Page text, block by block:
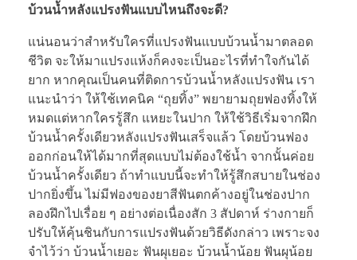
บ้วนน้ำหลังแปรงฟันแบบไหนถึงจะดี?
แน่นอนว่าสำหรับใครที่แปรงฟันแบบบ้วนน้ำมาตลอด
ชีวิต จะให้มาแปรงแห้งก็คงจะเป็นอะไรที่ทำใจกันได้
ยาก หากคุณเป็นคนที่ติดการบ้วนน้ำหลังแปรงฟัน เรา
แนะนำว่า ให้ใช้เทคนิค “ถุยทิ้ง” พยายามถุยฟองทิ้งให้
หมดแต่หากใครรู้สึก แหยะในปาก ให้ใช้วิธีเริ่มจากฝึก
บ้วนน้ำครั้งเดียวหลังแปรงฟันเสร็จแล้ว โดยบ้วนฟอง
ออกก่อนให้ได้มากที่สุดแบบไม่ต้องใช้น้ำ จากนั้นค่อย
บ้วนน้ำครั้งเดียว ถ้าทำแบบนี้จะทำให้รู้สึกสบายในช่อง
ปากยิ่งขึ้น ไม่มีฟองของยาสีฟันตกค้างอยู่ในช่องปาก
ลองฝึกไปเรื่อย ๆ อย่างต่อเนื่องสัก 3 สัปดาห์ ร่างกายก็
ปรับให้คุ้นชินกับการแปรงฟันด้วยวิธีดังกล่าว เพราะจง
จำไว้ว่า บ้วนน้ำเยอะ ฟันผุเยอะ บ้วนน้ำน้อย ฟันผุน้อย